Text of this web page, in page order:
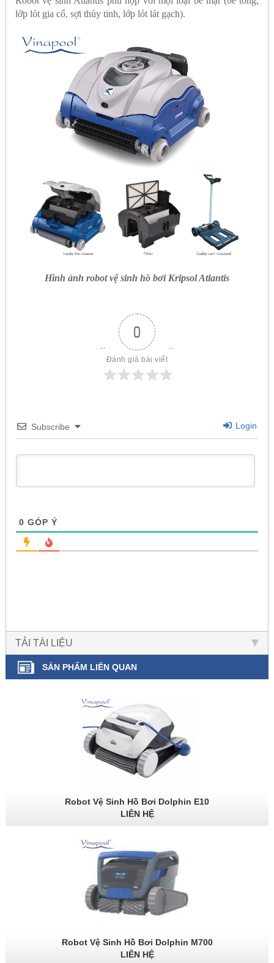
lớp lót gia cố, sợi thủy tinh, lớp lót lát gạch).
Hình ảnh robot vệ sinh hồ bơi Kripsol Atlantis
0
Đánh giá bài viết
Subscribe Login
0 GÓP Ý
TẢI TÀI LIỆU
SẢN PHẨM LIÊN QUAN
Robot Vệ Sinh Hồ Bơi Dolphin E10
LIÊN HỆ
Robot Vệ Sinh Hồ Bơi Dolphin M700
LIÊN HỆ